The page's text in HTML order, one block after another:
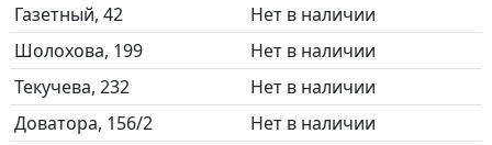
Газетный, 42
Нет в наличии
Шолохова, 199
Нет в наличии
Текучева, 232
Нет в наличии
Доватора, 156/2
Нет в наличии